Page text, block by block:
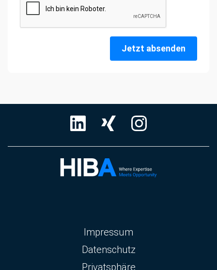
Jetzt absenden
Navigation
überspringen
Impressum
Datenschutz
Privatsphäre